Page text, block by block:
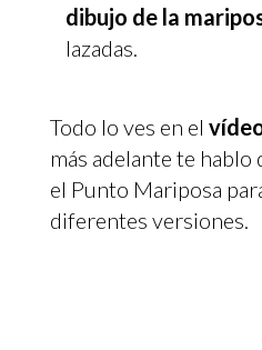
dibujo de la
lazadas.
Todo lo ves en el
más adelante te
el Punto Mariposa
diferentes versiones.